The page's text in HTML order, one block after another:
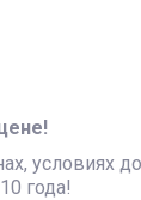
условиях
года!